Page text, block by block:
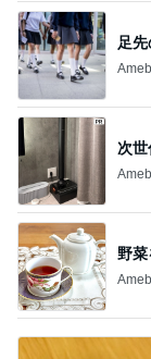
足
次世
野